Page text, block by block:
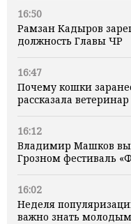
16:50
Рамзан Кадыров
должность Главы ЧР
16:47
Почему кошки
рассказала ветеринар
16:12
Владимир Машков
Грозном фестиваль
16:02
Неделя
важно знать